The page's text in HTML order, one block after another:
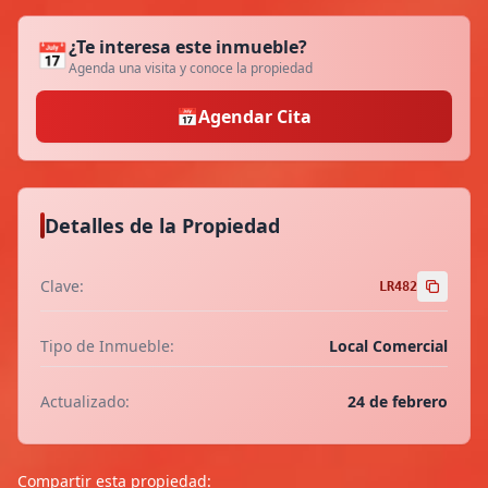
📅¿Te interesa este inmueble?
Agenda una visita y conoce la propiedad
📅Agendar Cita
Detalles de la Propiedad
Clave: LR482
Tipo de Inmueble: Local Comercial
Actualizado: 24 de febrero
Compartir esta propiedad: